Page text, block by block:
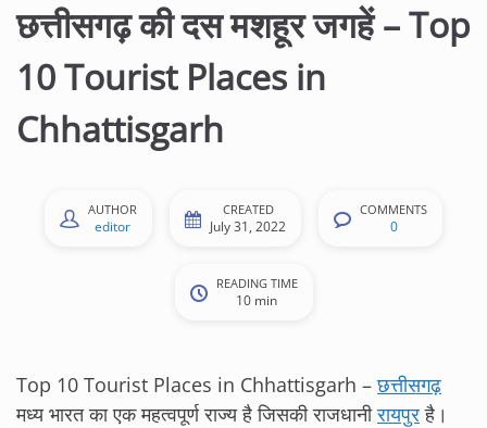
छत्तीसगढ़ की दस मशहूर जगहें – Top
10 Tourist Places in
Chhattisgarh
AUTHOR
editor
CREATED
July 31, 2022
COMMENTS
0
READING TIME
10 min
Top 10 Tourist Places in Chhattisgarh –छत्तीसगढ़
मध्य भारत का एक महत्वपूर्ण राज्य है जिसकी राजधानीरायपुरहै।